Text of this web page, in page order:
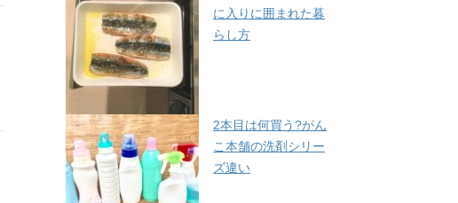
に入りに囲まれた暮
らし方
2本目は何買う?がん
こ本舗の洗剤シリー
ズ違い